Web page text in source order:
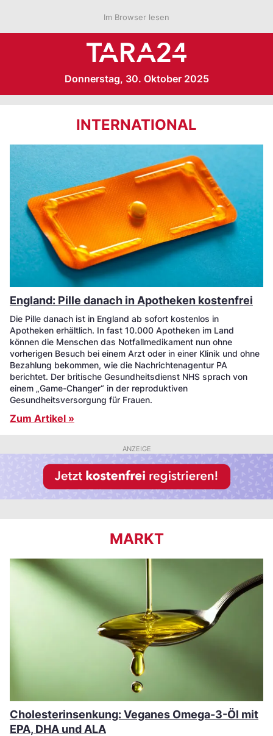
Im Browser lesen
Donnerstag, 30. Oktober 2025
INTERNATIONAL
England: Pille danach in Apotheken kostenfrei
Die Pille danach ist in England ab sofort kostenlos in
Apotheken erhältlich. In fast 10.000 Apotheken im Land
können die Menschen das Notfallmedikament nun ohne
vorherigen Besuch bei einem Arzt oder in einer Klinik und ohne
Bezahlung bekommen, wie die Nachrichtenagentur PA
berichtet. Der britische Gesundheitsdienst NHS sprach von
einem „Game-Changer“ in der reproduktiven
Gesundheitsversorgung für Frauen.
Zum Artikel »
ANZEIGE
MARKT
Cholesterinsenkung: Veganes Omega-3-Öl mit
EPA, DHA und ALA